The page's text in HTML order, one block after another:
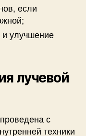
если
улучшение
лучевой
с
техники